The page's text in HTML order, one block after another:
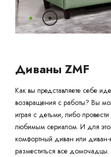
Сморгонь
Диваны ZMF
Как вы представляете себе
возвращения с работы? Вы
играя с детьми, либо
любимым сериалом. И для
комфортный диван или диван-
разместиться все